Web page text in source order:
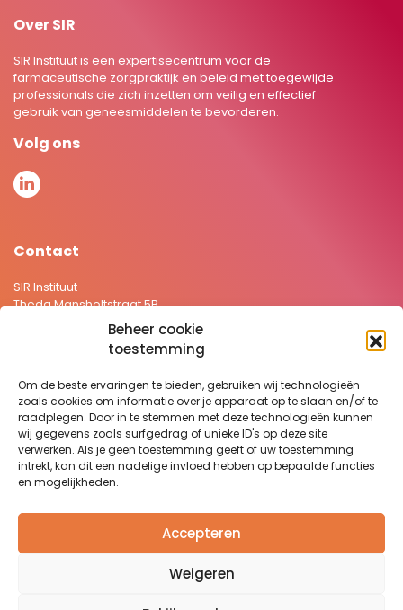
Beheer cookie
toestemming
Om de beste ervaringen te bieden, gebruiken wij technologieën
zoals cookies om informatie over je apparaat op te slaan en/of te
raadplegen. Door in te stemmen met deze technologieën kunnen
wij gegevens zoals surfgedrag of unieke ID's op deze site
verwerken. Als je geen toestemming geeft of uw toestemming
intrekt, kan dit een nadelige invloed hebben op bepaalde functies
en mogelijkheden.
Accepteren
Weigeren
Over SIR
SIR Instituut is een expertisecentrum voor de
farmaceutische zorgpraktijk en beleid met toegewijde
professionals die zich inzetten om veilig en effectief
gebruik van geneesmiddelen te bevorderen.
Volg ons
Contact
SIR Instituut
Theda Mansholtstraat 5B
2331 JE Leiden Nederland
+31 71 5766157
secretariaat@sirstevenshof.nl
>Privacyverklaring
>Disclaimer
Website:Remy Jacobs
Nieuwsbrief
Wilt u graag op de hoogte blijven van het laatste nieuws en
recente ontwikkelingen binnen het SIR Instituut?